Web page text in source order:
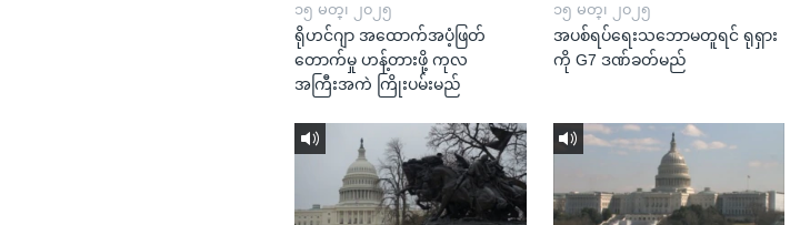
၁၅ မတ္၊ ၂၀၂၅
ရိုဟင်ဂျာ အထောက်အပံ့ဖြတ်
တောက်မှု ဟန့်တားဖို့ ကုလ
အကြီးအကဲ ကြိုးပမ်းမည်
၁၅ မတ္၊ ၂၀၂၅
အပစ်ရပ်ရေးသဘောမတူရင် ရုရှား
ကို G7 ဒဏ်ခတ်မည်